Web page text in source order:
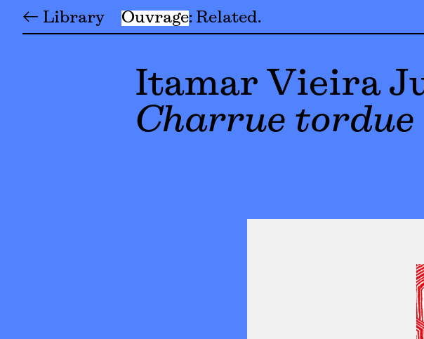
← Library Ouvrage Related
Itamar Vieira
Charrue tordue